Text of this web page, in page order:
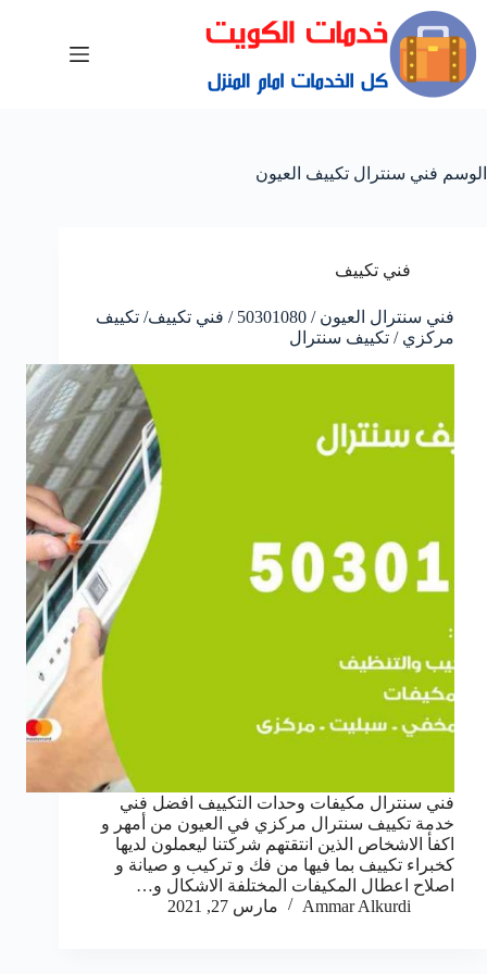
الوسم فني سنترال تكييف العيون
فني تكييف
فني سنترال العيون / 50301080 / فني تكييف/ تكييف
مركزي / تكييف سنترال
فني سنترال مكيفات وحدات التكييف افضل فني
خدمة تكييف سنترال مركزي في العيون من أمهر و
اكفأ الاشخاص الذين انتقتهم شركتنا ليعملون لديها
كخبراء تكييف بما فيها من فك و تركيب و صيانة و
اصلاح اعطال المكيفات المختلفة الاشكال و…
Ammar Alkurdi
مارس 27, 2021